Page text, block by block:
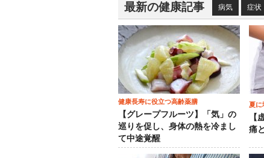
最新の健康記事 病気 症状
健康長寿に役立つ高齢薬膳
【グレープフルーツ】「気」の
巡りを促し、身体の熱を冷まし
て中途覚醒
夏に
【
痛